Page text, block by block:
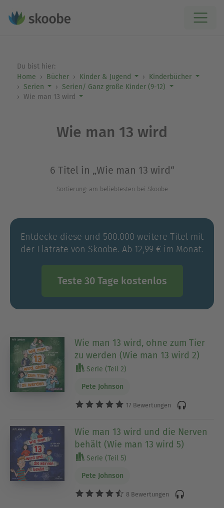
Du bist hier:
Home
Bücher Kinder & Jugend
Kinderbücher
Serien
Serien/ Ganz große Kinder (9-12)
Wie man 13 wird
Wie man 13 wird
6 Titel in „Wie man 13 wird“
Sortierung: am beliebtesten bei Skoobe
Entdecke diese und 500.000 weitere Titel mit
der Flatrate von Skoobe. Ab 12,99 € im Monat.
Teste 30 Tage kostenlos
Wie man 13 wird, ohne zum Tier
zu werden (Wie man 13 wird 2)
Serie (Teil 2)
Pete Johnson
17 Bewertungen
Wie man 13 wird und die Nerven
behält (Wie man 13 wird 5)
Serie (Teil 5)
Pete Johnson
8 Bewertungen